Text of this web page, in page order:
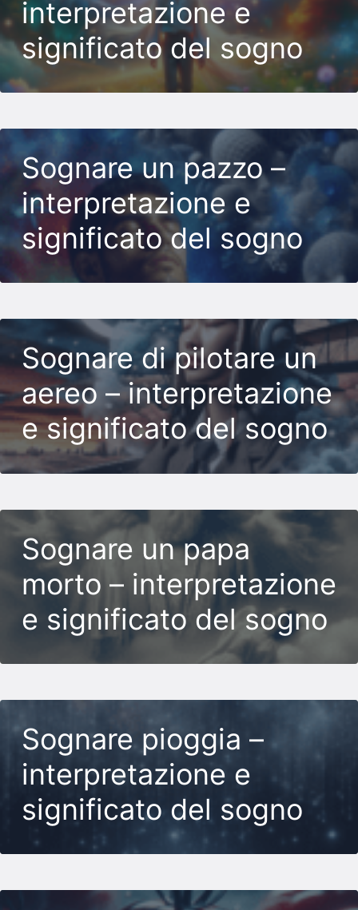
interpretazione e
significato del sogno
Sognare un pazzo –
interpretazione e
significato del sogno
Sognare di pilotare un
aereo – interpretazione
e significato del sogno
Sognare un papa
morto – interpretazione
e significato del sogno
Sognare pioggia –
interpretazione e
significato del sogno